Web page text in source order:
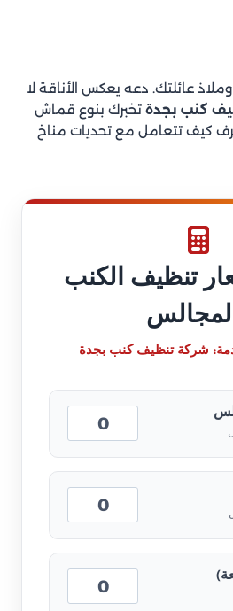
عائلتك. دعه يعكس الأناقة لا
كنب بجدة تخبرك بنوع قماش
كيف تتعامل مع تحديات مناخ
تنظيف الكنب
شركة تنظيف كنب بجدة